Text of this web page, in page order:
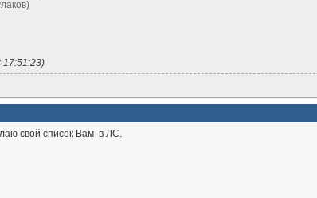
свой список Вам в ЛС.